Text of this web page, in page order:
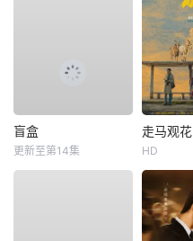
盲盒
更新至第14集
走马观花
HD